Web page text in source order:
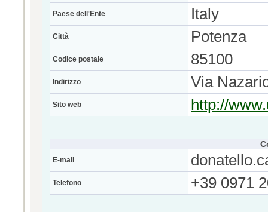
Paese dell'Ente Italy
Città Potenza
Codice postale 85100
Indirizzo Via
Sito web http://
E-mail
Telefono +39 0971